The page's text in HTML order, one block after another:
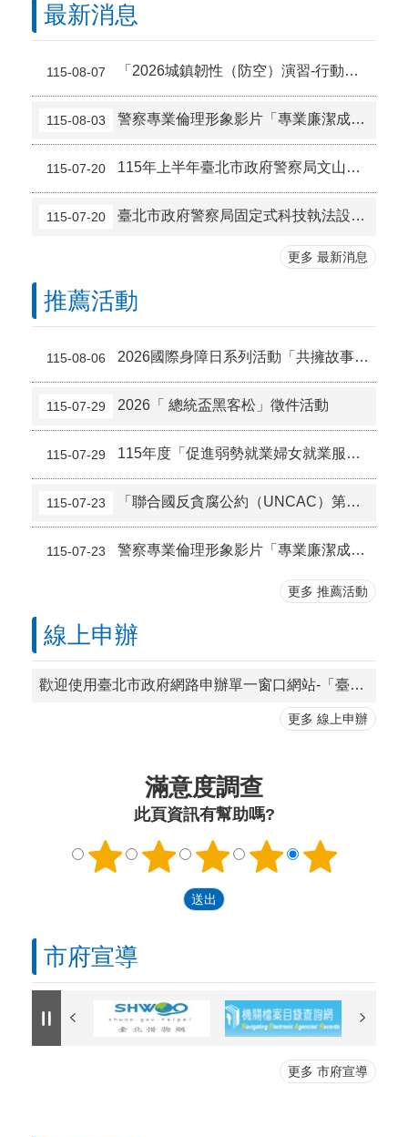
最新消息
115-08-07 「2026城鎮韌性（防空）演習-行動網路降速演練」110報案因應措施
115-08-03 警察專業倫理形象影片「專業廉潔成就更好的你我」
115-07-20 115年上半年臺北市政府警察局文山第二分局發布刑案新聞違反偵查不公開規定檢討報告
115-07-20 臺北市政府警察局固定式科技執法設備設置地點一覽表
更多 最新消息
推薦活動
115-08-06 2026國際身障日系列活動「共擁故事，共融臺北」攝影徵件
115-07-29 2026「 總統盃黑客松」徵件活動
115-07-29 115年度「促進弱勢就業婦女就業服務計畫」
115-07-23 「聯合國反貪腐公約（UNCAC）第三次國家報告國際審查委員會」宣傳短片
115-07-23 警察專業倫理形象影片「專業廉潔成就更好的你我」
更多 推薦活動
線上申辦
歡迎使用臺北市政府網路申辦單一窗口網站-「臺北服務通」，您可於網站上搜尋欲申辦案件之基本資訊，下載相關書證表單，部分案件亦提供網路申請服務。
更多 線上申辦
滿意度調查
此頁資訊有幫助嗎?
市府宣導
更多 市府宣導